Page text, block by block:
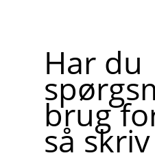
Har du
brug
så